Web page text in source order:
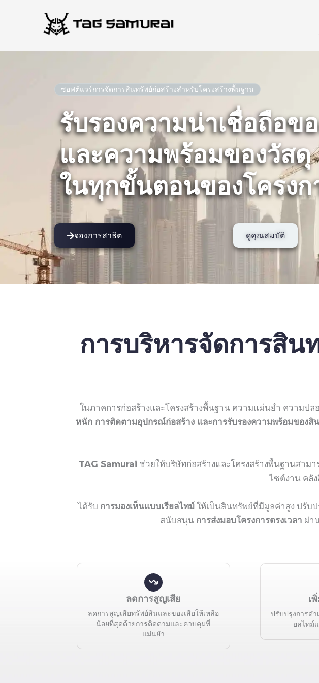
เนื้อหา
ซอฟต์แวร์การจัดการสินทรัพย์ก่อสร้างสำหรับโครงสร้างพื้นฐาน
รับรองความน่าเชื่อถือข
และความพร้อมของวัสดุ
ในทุกขั้นตอนของโครงก
จองการสาธิต ดูคุณสมบัติ
การบริหารจัดการสิน
ในภาคการก่อสร้างและโครงสร้างพื้นฐาน ความแม่นยำ ความปล
หนัก การติดตามอุปกรณ์ก่อสร้าง และการรับรองความพร้อมของ
TAG Samurai ช่วยให้บริษัทก่อสร้างและโครงสร้างพื้นฐานสาม
ไซต์งาน คลั
ได้รับ การมองเห็นแบบเรียลไทม์ให้เป็นสินทรัพย์ที่มีมูลค่าสูง ปรับป
สนับสนุน การส่งมอบโครงการตรงเวลา ผ่า
ลดการสูญเสีย
ลดการสูญเสียทรัพย์สินและของเสียให้เหลือ
น้อยที่สุดด้วยการติดตามและควบคุมที่
แม่นยำ
เ
ปรับปรุงการดำ
ยลไทม์